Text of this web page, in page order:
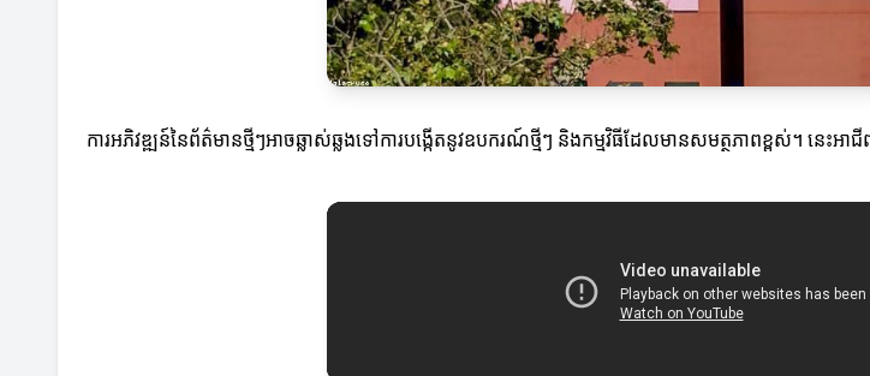
ការអភិវឌ្ឍន៍នៃព័ត៌មានថ្មីៗអាចឆ្លាស់ឆ្លងទៅការបង្កើតនូវឧបករណ៍ថ្មីៗ និងកម្មវិធីដែលមានសមត្ថភាពខ្ពស់។ នេះអា